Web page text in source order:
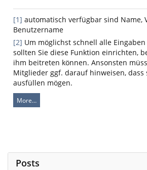
[1] automatisch verfügbar sind Name,
Benutzername
[2] Um möglichst schnell alle
sollten Sie diese Funktion einrichten,
ihm beitreten können. Ansonsten
Mitglieder ggf. darauf hinweisen, dass
ausfüllen mögen.
More…
Posts